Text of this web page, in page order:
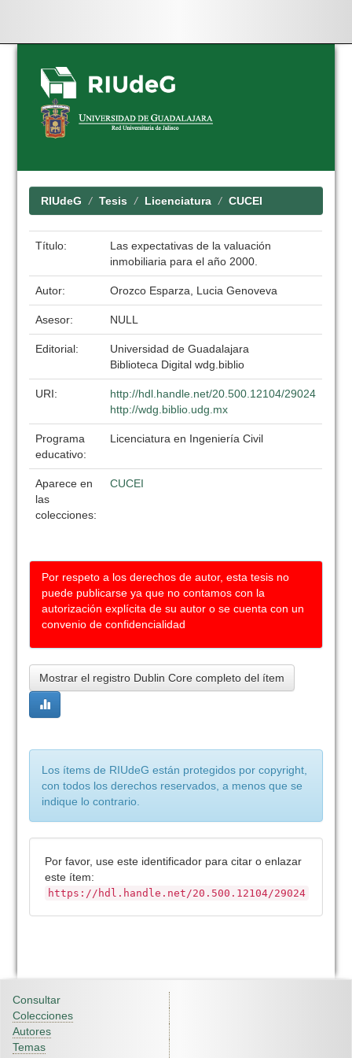
Skip
navigation
RIUdeG Tesis Licenciatura CUCEI
Título:
Las expectativas de la valuación
inmobiliaria para el año 2000.
Autor: Orozco Esparza, Lucia Genoveva
Asesor: NULL
Editorial:
Universidad de Guadalajara
Biblioteca Digital wdg.biblio
URI:
http://hdl.handle.net/20.500.12104/29024
http://wdg.biblio.udg.mx
Programa
educativo:
Licenciatura en Ingeniería Civil
Aparece en
las
colecciones:
CUCEI
Por respeto a los derechos de autor, esta tesis no
puede publicarse ya que no contamos con la
autorización explícita de su autor o se cuenta con un
convenio de confidencialidad
Mostrar el registro Dublin Core completo del ítem
Los ítems de RIUdeG están protegidos por copyright,
con todos los derechos reservados, a menos que se
indique lo contrario.
Por favor, use este identificador para citar o enlazar
este ítem:
https://hdl.handle.net/20.500.12104/29024
Consultar
Colecciones
Autores
Temas